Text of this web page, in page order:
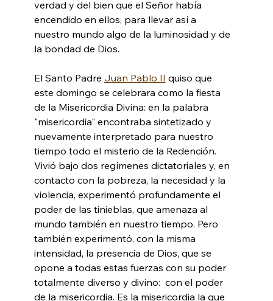
verdad y del bien que el Señor había
encendido en ellos, para llevar así a
nuestro mundo algo de la luminosidad y de
la bondad de Dios.
El Santo Padre Juan Pablo II quiso que
este domingo se celebrara como la fiesta
de la Misericordia Divina: en la palabra
"misericordia" encontraba sintetizado y
nuevamente interpretado para nuestro
tiempo todo el misterio de la Redención.
Vivió bajo dos regímenes dictatoriales y, en
contacto con la pobreza, la necesidad y la
violencia, experimentó profundamente el
poder de las tinieblas, que amenaza al
mundo también en nuestro tiempo. Pero
también experimentó, con la misma
intensidad, la presencia de Dios, que se
opone a todas estas fuerzas con su poder
totalmente diverso y divino:  con el poder
de la misericordia. Es la misericordia la que